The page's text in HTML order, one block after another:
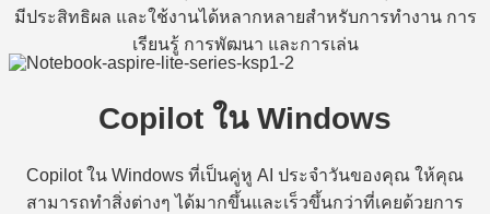
มีประสิทธิผล และใช้งานได้หลากหลายสำหรับการทำงาน การ
เรียนรู้ การพัฒนา และการเล่น
Copilot ใน Windows
Copilot ใน Windows ที่เป็นคู่หู AI ประจำวันของคุณ ให้คุณ
สามารถทำสิ่งต่างๆ ได้มากขึ้นและเร็วขึ้นกว่าที่เคยด้วยการ